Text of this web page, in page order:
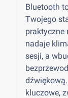
Bluetooth
Twojego
praktyczne
nadaje
sesji, a
kluczowe,